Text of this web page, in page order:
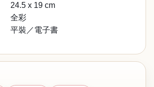
24.5 x 19 cm
全彩
平裝／電子書